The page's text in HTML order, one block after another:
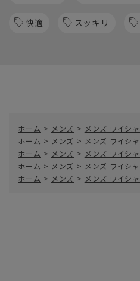
快適 スッキリ
ホーム > メンズ > メンズ ワイシ
ホーム > メンズ > メンズ ワイシ
ホーム > メンズ > メンズ ワイシ
ホーム > メンズ > メンズ ワイシ
ホーム > メンズ > メンズ ワイシ